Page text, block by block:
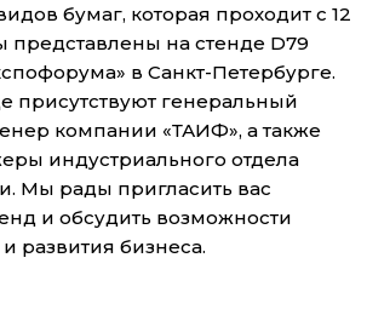
бумаг, которая проходит с 12
представлены на стенде D79
в Санкт-Петербурге.
присутствуют генеральный
компании «ТАИФ», а также
индустриального отдела
Мы рады пригласить вас
и обсудить возможности
развития бизнеса.